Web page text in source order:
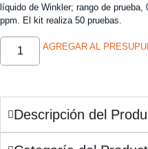
líquido de Winkler; rango de
ppm. El kit realiza 50 pruebas.
AGREGAR AL
Descripción del